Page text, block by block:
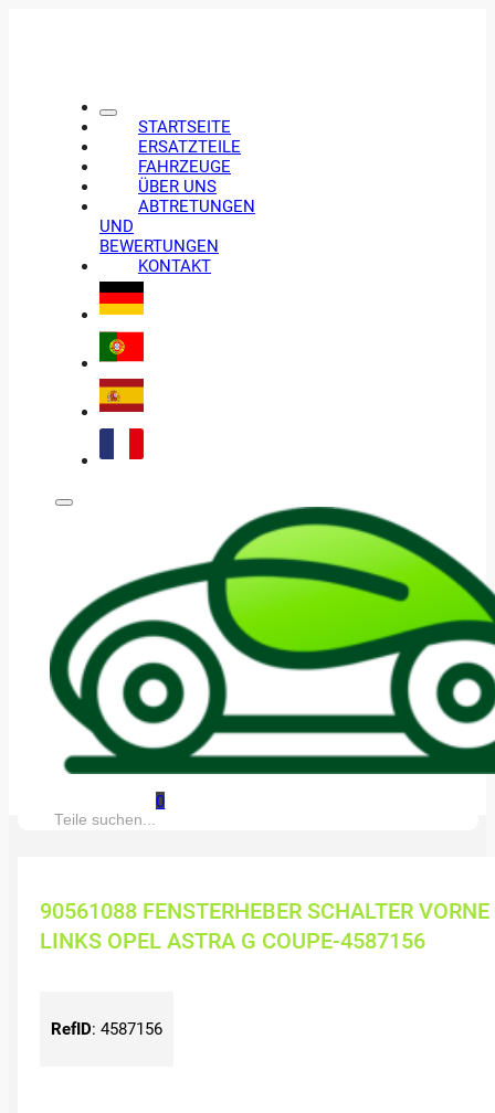
STARTSEITE
ERSATZTEILE
FAHRZEUGE
ÜBER UNS
ABTRETUNGEN
UND
BEWERTUNGEN
KONTAKT
0
Suche:
90561088 FENSTERHEBER SCHALTER VORNE
LINKS OPEL ASTRA G COUPE-4587156
RefID: 4587156